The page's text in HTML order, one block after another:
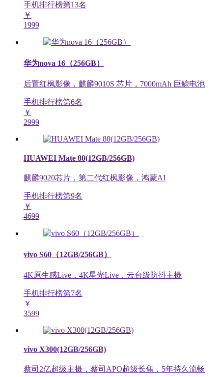
手机排行榜第13名
￥
1999
华为nova 16（256GB）
后置红枫影像，麒麟9010S 芯片，7000mAh 巨鲸电池
手机排行榜第6名
￥
2999
HUAWEI Mate 80(12GB/256GB)
麒麟9020芯片，第二代红枫影像，鸿蒙AI
手机排行榜第9名
￥
4699
vivo S60（12GB/256GB）
4K原生感Live，4K星光Live，云台级防抖主摄
手机排行榜第7名
￥
3599
vivo X300(12GB/256GB)
蔡司2亿超级主摄，蔡司APO超级长焦，5年持久流畅